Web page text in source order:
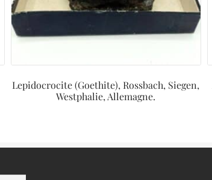
Lepidocrocite (Goethite), Rossbach, Siegen,
Westphalie, Allemagne.